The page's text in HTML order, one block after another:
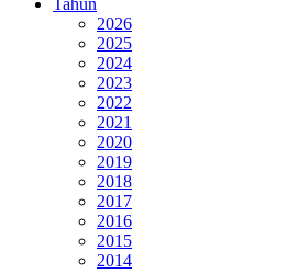
Tahun
2026
2025
2024
2023
2022
2021
2020
2019
2018
2017
2016
2015
2014